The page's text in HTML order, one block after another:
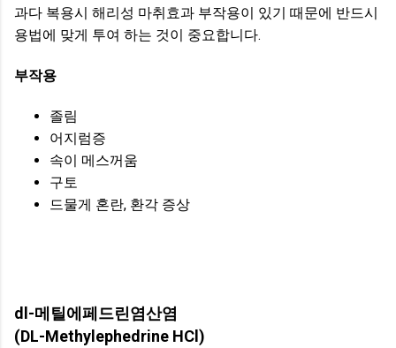
과다 복용시 해리성 마취효과 부작용이 있기 때문에 반드시
용법에 맞게 투여 하는 것이 중요합니다.
부작용
졸림
어지럼증
속이 메스꺼움
구토
드물게 혼란, 환각 증상
dl-메틸에페드린염산염
(DL-Methylephedrine HCl)